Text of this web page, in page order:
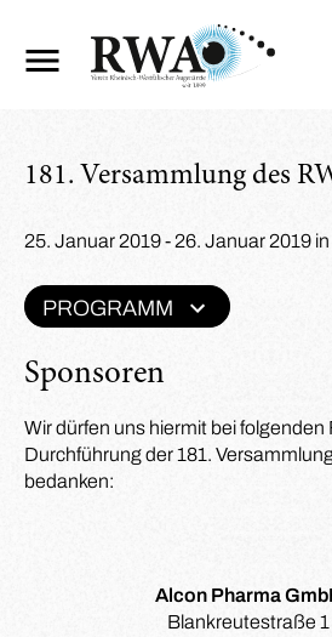
181. Versammlung des
Sponsoren
Wir dürfen uns hiermit bei
Durchführung der 181.
bedanken:
Alcon Pharma
Blankreutestraße 1
25. Januar 2019 - 26. Januar 2019
PROGRAMM